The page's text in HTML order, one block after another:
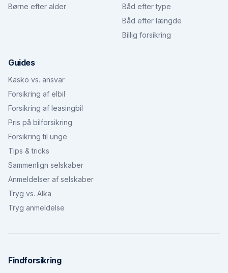
Børne efter alder
Båd efter type
Båd efter længde
Billig forsikring
Guides
Kasko vs. ansvar
Forsikring af elbil
Forsikring af leasingbil
Pris på bilforsikring
Forsikring til unge
Tips & tricks
Sammenlign selskaber
Anmeldelser af selskaber
Tryg vs. Alka
Tryg anmeldelse
Findforsikring